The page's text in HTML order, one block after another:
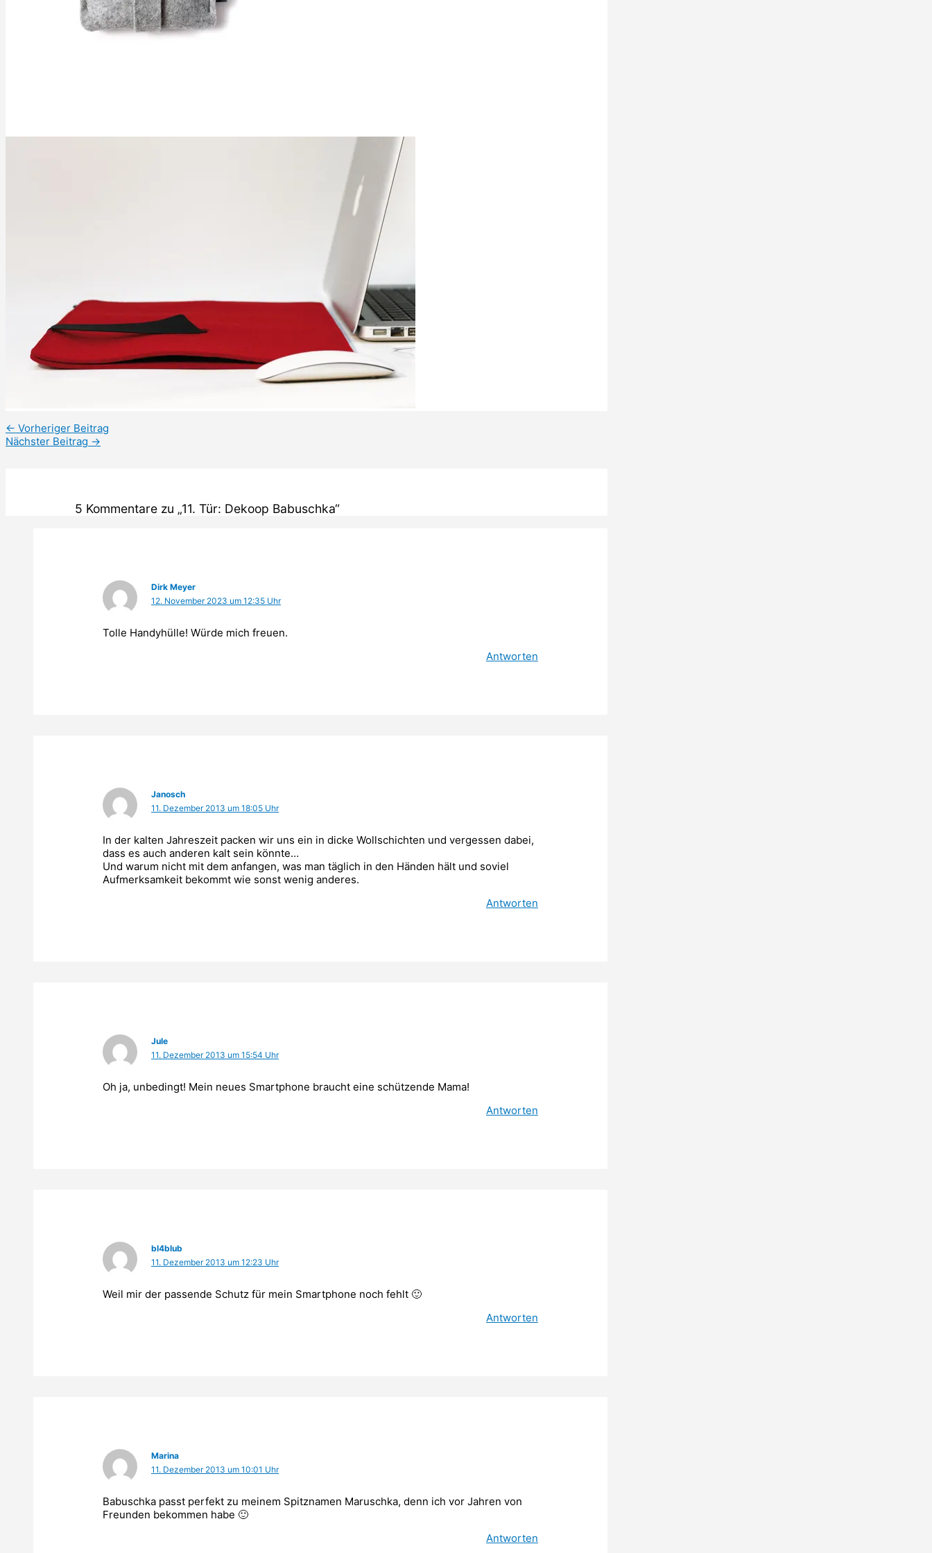
← Vorheriger Beitrag
Nächster Beitrag →
5 Kommentare zu „11. Tür: Dekoop Babuschka“
Dirk Meyer
12. November 2023 um 12:35 Uhr
Tolle Handyhülle! Würde mich freuen.
Antworten
Janosch
11. Dezember 2013 um 18:05 Uhr
In der kalten Jahreszeit packen wir uns ein in dicke Wollschichten und vergessen dabei,
dass es auch anderen kalt sein könnte…
Und warum nicht mit dem anfangen, was man täglich in den Händen hält und soviel
Aufmerksamkeit bekommt wie sonst wenig anderes.
Antworten
Jule
11. Dezember 2013 um 15:54 Uhr
Oh ja, unbedingt! Mein neues Smartphone braucht eine schützende Mama!
Antworten
bl4blub
11. Dezember 2013 um 12:23 Uhr
Weil mir der passende Schutz für mein Smartphone noch fehlt 🙂
Antworten
Marina
11. Dezember 2013 um 10:01 Uhr
Babuschka passt perfekt zu meinem Spitznamen Maruschka, denn ich vor Jahren von
Freunden bekommen habe 🙂
Antworten